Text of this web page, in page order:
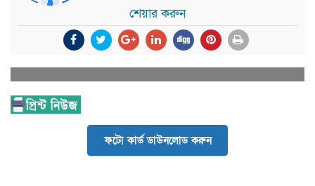
শেয়ার করুন
ফটো কার্ড ডাউনলোড করুন